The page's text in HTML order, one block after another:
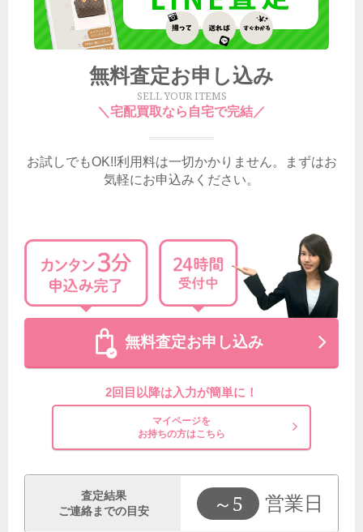
無料査定お申し込み
SELL YOUR ITEMS
＼宅配買取なら自宅で完結／
お試しでもOK!!利用料は一切かかりません。まずはお
気軽にお申込みください。
無料査定お申し込み
2回目以降は入力が簡単に！
マイページを
お持ちの方はこちら
査定結果
ご連絡までの目安
～5 営業日